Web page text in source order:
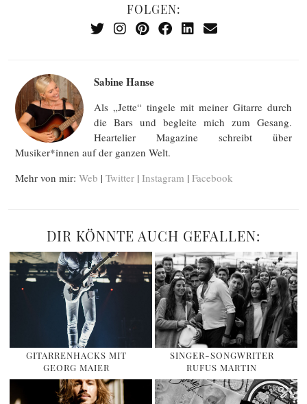
FOLGEN:
Sabine Hanse
Als „Jette“ tingele mit meiner Gitarre durch
die Bars und begleite mich zum Gesang.
Heartelier Magazine schreibt über
Musiker*innen auf der ganzen Welt.
Mehr von mir: Web | Twitter | Instagram | Facebook
DIR KÖNNTE AUCH GEFALLEN:
GITARRENHACKS MIT
GEORG MAIER
SINGER-SONGWRITER
RUFUS MARTIN